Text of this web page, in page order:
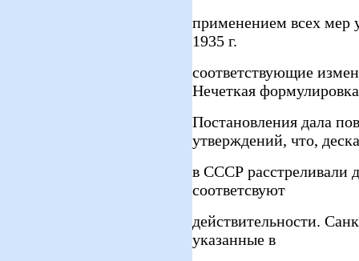
применением всех мер
1935 г.
соответствующие
Нечеткая формулировка
Постановления дала
утверждений, что,
в СССР расстреливали
соответсвуют
действительности.
указанные в